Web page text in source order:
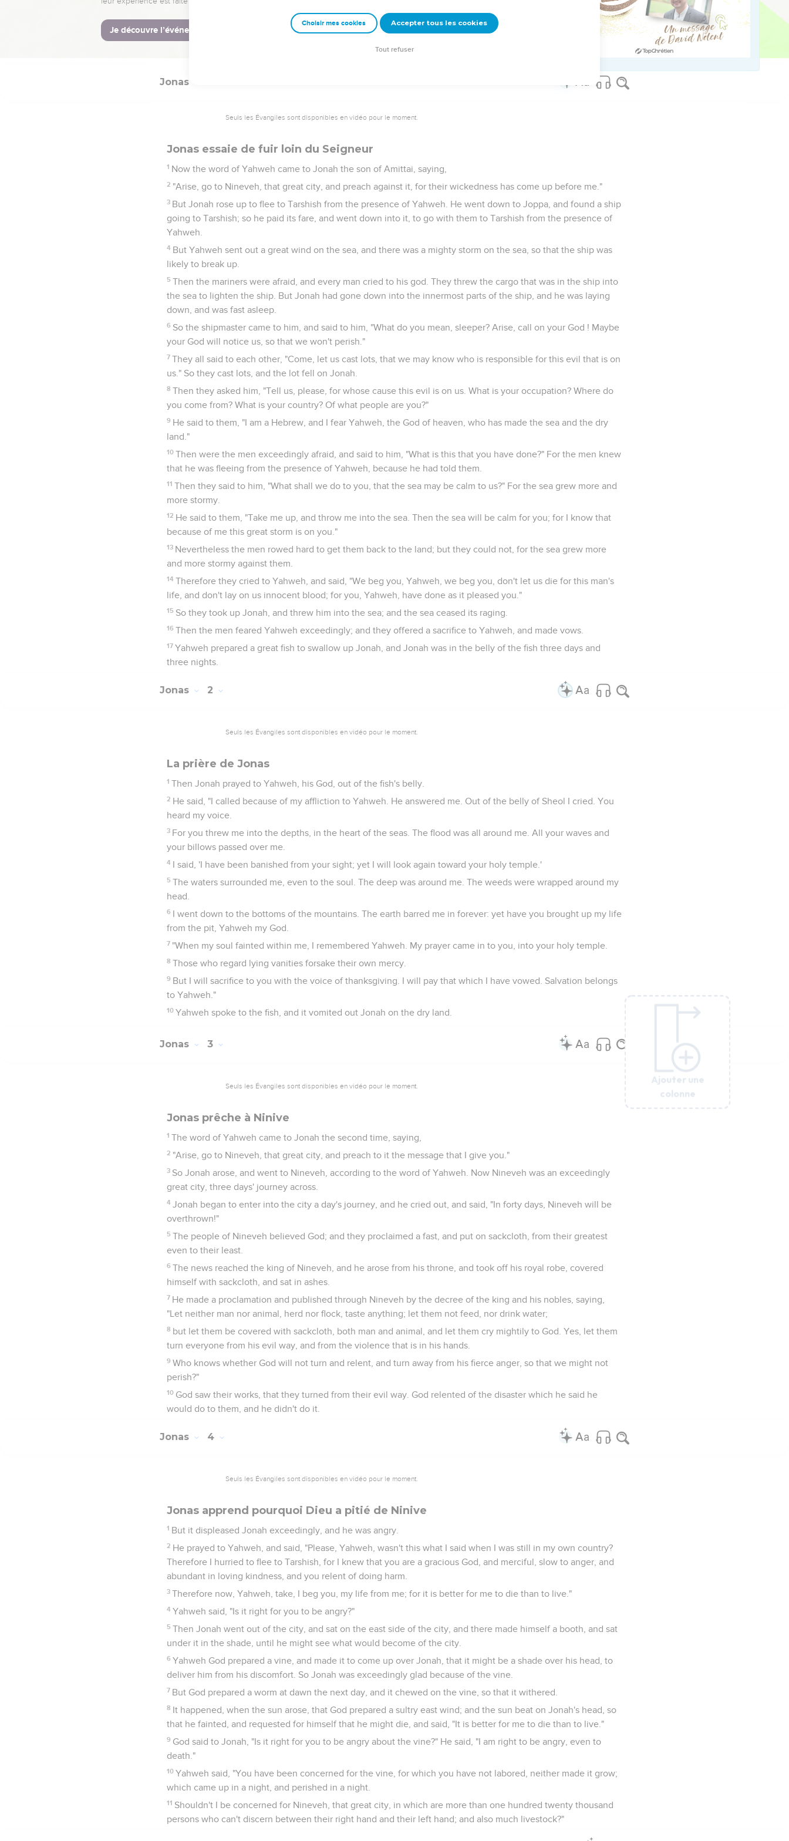
La Bible Du Semeur Copyright © 1992, 1999 by Biblica, Inc.® Used by permission. All rights reserved worldwide.
Jonas
Seuls les Évangiles sont disponibles en vidéo pour le moment.
Jonas essaie de fuir loin du Seigneur
1 Now the word of Yahweh came to Jonah the son of Amittai, saying,
2 "Arise, go to Nineveh, that great city, and preach against it, for their wickedness has come up before me."
3 But Jonah rose up to flee to Tarshish from the presence of Yahweh. He went down to Joppa, and found a ship
going to Tarshish; so he paid its fare, and went down into it, to go with them to Tarshish from the presence of
Yahweh.
4 But Yahweh sent out a great wind on the sea, and there was a mighty storm on the sea, so that the ship was
likely to break up.
5 Then the mariners were afraid, and every man cried to his god. They threw the cargo that was in the ship into
the sea to lighten the ship. But Jonah had gone down into the innermost parts of the ship, and he was laying
down, and was fast asleep.
6 So the shipmaster came to him, and said to him, "What do you mean, sleeper? Arise, call on your God ! Maybe
your God will notice us, so that we won't perish."
7 They all said to each other, "Come, let us cast lots, that we may know who is responsible for this evil that is on
us." So they cast lots, and the lot fell on Jonah.
8 Then they asked him, "Tell us, please, for whose cause this evil is on us. What is your occupation? Where do
you come from? What is your country? Of what people are you?"
9 He said to them, "I am a Hebrew, and I fear Yahweh, the God of heaven, who has made the sea and the dry
land."
10 Then were the men exceedingly afraid, and said to him, "What is this that you have done?" For the men knew
that he was fleeing from the presence of Yahweh, because he had told them.
11 Then they said to him, "What shall we do to you, that the sea may be calm to us?" For the sea grew more and
more stormy.
12 He said to them, "Take me up, and throw me into the sea. Then the sea will be calm for you; for I know that
because of me this great storm is on you."
13 Nevertheless the men rowed hard to get them back to the land; but they could not, for the sea grew more
and more stormy against them.
14 Therefore they cried to Yahweh, and said, "We beg you, Yahweh, we beg you, don't let us die for this man's
life, and don't lay on us innocent blood; for you, Yahweh, have done as it pleased you."
15 So they took up Jonah, and threw him into the sea; and the sea ceased its raging.
16 Then the men feared Yahweh exceedingly; and they offered a sacrifice to Yahweh, and made vows.
17 Yahweh prepared a great fish to swallow up Jonah, and Jonah was in the belly of the fish three days and
three nights.
Ajouter une
colonne
Jonas 2
Seuls les Évangiles sont disponibles en vidéo pour le moment.
La prière de Jonas
1 Then Jonah prayed to Yahweh, his God, out of the fish's belly.
2 He said, "I called because of my affliction to Yahweh. He answered me. Out of the belly of Sheol I cried. You
heard my voice.
3 For you threw me into the depths, in the heart of the seas. The flood was all around me. All your waves and
your billows passed over me.
4 I said, 'I have been banished from your sight; yet I will look again toward your holy temple.'
5 The waters surrounded me, even to the soul. The deep was around me. The weeds were wrapped around my
head.
6 I went down to the bottoms of the mountains. The earth barred me in forever: yet have you brought up my life
from the pit, Yahweh my God.
7 "When my soul fainted within me, I remembered Yahweh. My prayer came in to you, into your holy temple.
8 Those who regard lying vanities forsake their own mercy.
9 But I will sacrifice to you with the voice of thanksgiving. I will pay that which I have vowed. Salvation belongs
to Yahweh."
10 Yahweh spoke to the fish, and it vomited out Jonah on the dry land.
Ajouter une
colonne
Jonas 3
Seuls les Évangiles sont disponibles en vidéo pour le moment.
Jonas prêche à Ninive
1 The word of Yahweh came to Jonah the second time, saying,
2 "Arise, go to Nineveh, that great city, and preach to it the message that I give you."
3 So Jonah arose, and went to Nineveh, according to the word of Yahweh. Now Nineveh was an exceedingly
great city, three days' journey across.
4 Jonah began to enter into the city a day's journey, and he cried out, and said, "In forty days, Nineveh will be
overthrown!"
5 The people of Nineveh believed God; and they proclaimed a fast, and put on sackcloth, from their greatest
even to their least.
6 The news reached the king of Nineveh, and he arose from his throne, and took off his royal robe, covered
himself with sackcloth, and sat in ashes.
7 He made a proclamation and published through Nineveh by the decree of the king and his nobles, saying,
"Let neither man nor animal, herd nor flock, taste anything; let them not feed, nor drink water;
8 but let them be covered with sackcloth, both man and animal, and let them cry mightily to God. Yes, let them
turn everyone from his evil way, and from the violence that is in his hands.
9 Who knows whether God will not turn and relent, and turn away from his fierce anger, so that we might not
perish?"
10 God saw their works, that they turned from their evil way. God relented of the disaster which he said he
would do to them, and he didn't do it.
Ajouter une
colonne
Jonas 4
Seuls les Évangiles sont disponibles en vidéo pour le moment.
Jonas apprend pourquoi Dieu a pitié de Ninive
1 But it displeased Jonah exceedingly, and he was angry.
2 He prayed to Yahweh, and said, "Please, Yahweh, wasn't this what I said when I was still in my own country?
Therefore I hurried to flee to Tarshish, for I knew that you are a gracious God, and merciful, slow to anger, and
abundant in loving kindness, and you relent of doing harm.
3 Therefore now, Yahweh, take, I beg you, my life from me; for it is better for me to die than to live."
4 Yahweh said, "Is it right for you to be angry?"
5 Then Jonah went out of the city, and sat on the east side of the city, and there made himself a booth, and sat
under it in the shade, until he might see what would become of the city.
6 Yahweh God prepared a vine, and made it to come up over Jonah, that it might be a shade over his head, to
deliver him from his discomfort. So Jonah was exceedingly glad because of the vine.
7 But God prepared a worm at dawn the next day, and it chewed on the vine, so that it withered.
8 It happened, when the sun arose, that God prepared a sultry east wind; and the sun beat on Jonah's head, so
that he fainted, and requested for himself that he might die, and said, "It is better for me to die than to live."
9 God said to Jonah, "Is it right for you to be angry about the vine?" He said, "I am right to be angry, even to
death."
10 Yahweh said, "You have been concerned for the vine, for which you have not labored, neither made it grow;
which came up in a night, and perished in a night.
11 Shouldn't I be concerned for Nineveh, that great city, in which are more than one hundred twenty thousand
persons who can't discern between their right hand and their left hand; and also much livestock?"
Ajouter une
colonne
Ajouter une
colonne
Ajouter une
colonne
Choisir mes cookies Accepter tous les cookies
Tout refuser